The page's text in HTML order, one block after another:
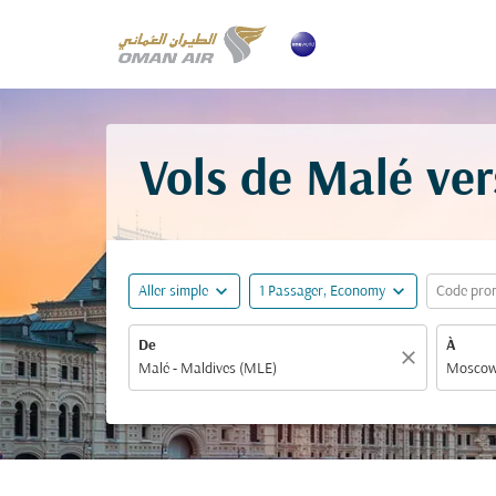
Vols de Malé
Aller simple expand_more 1 Passager, Economy expand_more Code
De
close
À